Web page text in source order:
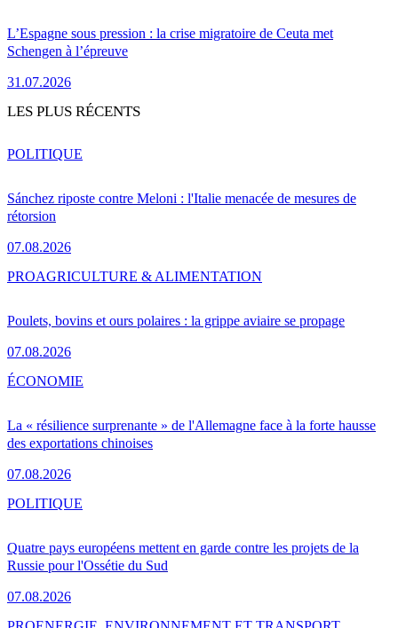
L’Espagne sous pression : la crise migratoire de Ceuta met
Schengen à l’épreuve
31.07.2026
LES PLUS RÉCENTS
Sánchez riposte contre Meloni : l'Italie menacée de mesures de
rétorsion
07.08.2026
POLITIQUE
Poulets, bovins et ours polaires : la grippe aviaire se propage
07.08.2026
PROAGRICULTURE & ALIMENTATION
La « résilience surprenante » de l'Allemagne face à la forte hausse
des exportations chinoises
07.08.2026
ÉCONOMIE
Quatre pays européens mettent en garde contre les projets de la
Russie pour l'Ossétie du Sud
07.08.2026
POLITIQUE